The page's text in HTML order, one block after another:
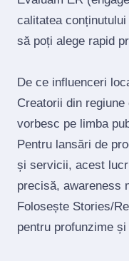
calitatea
să poți alege rapid
De ce influenceri
Creatorii din
vorbesc pe limba
Pentru lansări de
și servicii, acest
precisă, awareness
Folosește Stories/
pentru profunzime